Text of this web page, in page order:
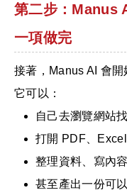
第二步：Manus
一項做完
接著，Manus AI 會開
它可以：
自己去瀏覽網站
打開 PDF、
整理資料、寫內
甚至產出一份可